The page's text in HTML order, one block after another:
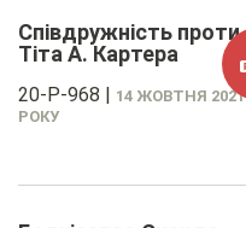
Співдружність проти
Тіта А. Картера
20-P-968 | 14 ЖОВТНЯ 2021
РОКУ